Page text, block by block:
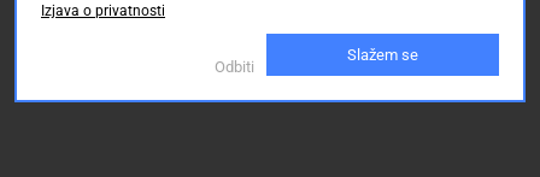
Izjava o privatnosti
Odbiti
Slažem se